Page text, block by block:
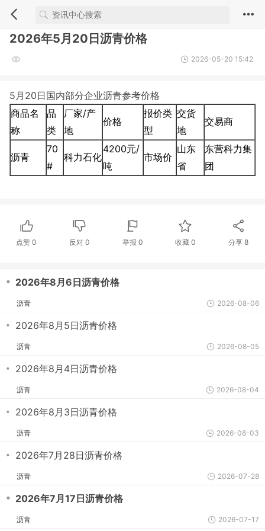
2026年5月20日沥青价格
2026-05-20 15:42
5月20日国内部分企业沥青参考价格
商品名
称
品
类
厂家/产
地
价格
报价类
型
交货
地
交易商
沥青
70
#
科力石化
4200元/
吨
市场价
山东
省
东营科力集
团
点赞0 反对 0 举报 0 收藏 0 分享8
・ 2026年8月6日沥青价格
沥青 2026-08-06
・ 2026年8月5日沥青价格
沥青 2026-08-05
・ 2026年8月4日沥青价格
沥青 2026-08-04
・ 2026年8月3日沥青价格
沥青 2026-08-03
・ 2026年7月28日沥青价格
沥青 2026-07-28
・ 2026年7月17日沥青价格
沥青 2026-07-17